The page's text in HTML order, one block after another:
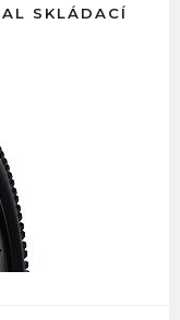
SKLÁDACÍ